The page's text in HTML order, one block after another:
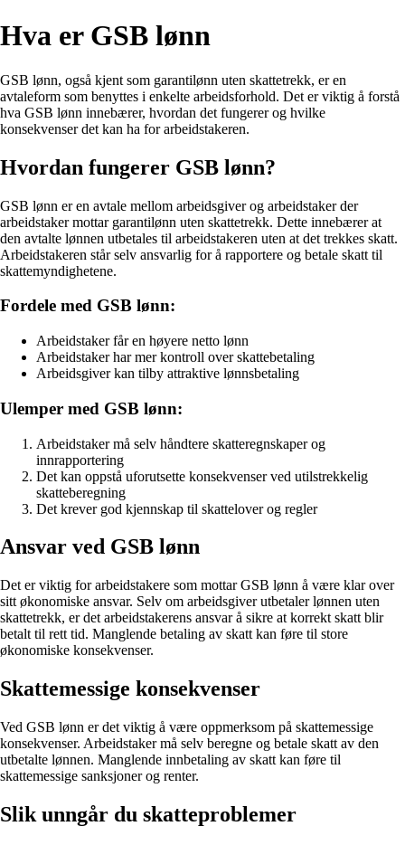
Hva er GSB lønn
GSB lønn, også kjent som garantilønn uten skattetrekk, er en
avtaleform som benyttes i enkelte arbeidsforhold. Det er viktig å forstå
hva GSB lønn innebærer, hvordan det fungerer og hvilke
konsekvenser det kan ha for arbeidstakeren.
Hvordan fungerer GSB lønn?
GSB lønn er en avtale mellom arbeidsgiver og arbeidstaker der
arbeidstaker mottar garantilønn uten skattetrekk. Dette innebærer at
den avtalte lønnen utbetales til arbeidstakeren uten at det trekkes skatt.
Arbeidstakeren står selv ansvarlig for å rapportere og betale skatt til
skattemyndighetene.
Fordele med GSB lønn:
Arbeidstaker får en høyere netto lønn
Arbeidstaker har mer kontroll over skattebetaling
Arbeidsgiver kan tilby attraktive lønnsbetaling
Ulemper med GSB lønn:
Arbeidstaker må selv håndtere skatteregnskaper og
innrapportering
Det kan oppstå uforutsette konsekvenser ved utilstrekkelig
skatteberegning
Det krever god kjennskap til skattelover og regler
Ansvar ved GSB lønn
Det er viktig for arbeidstakere som mottar GSB lønn å være klar over
sitt økonomiske ansvar. Selv om arbeidsgiver utbetaler lønnen uten
skattetrekk, er det arbeidstakerens ansvar å sikre at korrekt skatt blir
betalt til rett tid. Manglende betaling av skatt kan føre til store
økonomiske konsekvenser.
Skattemessige konsekvenser
Ved GSB lønn er det viktig å være oppmerksom på skattemessige
konsekvenser. Arbeidstaker må selv beregne og betale skatt av den
utbetalte lønnen. Manglende innbetaling av skatt kan føre til
skattemessige sanksjoner og renter.
Slik unngår du skatteproblemer